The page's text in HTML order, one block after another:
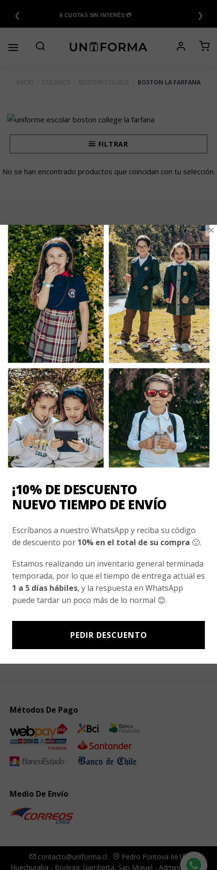
contenido
❮ 6 CUOTAS SIN INTERÉS 💳 ❯
INICIO COLEGIOS BOSTON COLLEGE BOSTON LA FARFANA
FILTRAR
No se han encontrado productos que coincidan con tu selección.
Ventas Por Mayor
Uniforme Escolar Genéricos
Uniforme Escolar Colegios
Uniforme Empresas
Uniforme Clínico
Esenciales
Ayuda Al Cliente
Contacto
¿Cómo Comprar?
Cambios y Devoluciones
¿Cómo Medirme?
Conocenos
Fair Trade | Hecho En Chile
Inversionistas
Subscríbete a nuestro Newsletter y obtén ofertas exclusivas y
novedades directamente en tu e-mail.
Métodos De Pago
Medio De Envío
contacto@uniforma.cl
Pedro Fontova 6615,
Huechuraba - Bodega: Gambetta, San Miguel - Administración:
¡10% DE DESCUENTO
NUEVO TIEMPO DE ENVÍO
Escríbanos a nuestro WhatsApp y reciba su código
de descuento por 10% en el total de su compra 🙂.
Estamos realizando un inventario general terminada
temporada, por lo que el tiempo de entrega actual es
1 a 5 días hábiles, y la respuesta en WhatsApp
puede tardar un poco más de lo normal 😊.
PEDIR DESCUENTO
×